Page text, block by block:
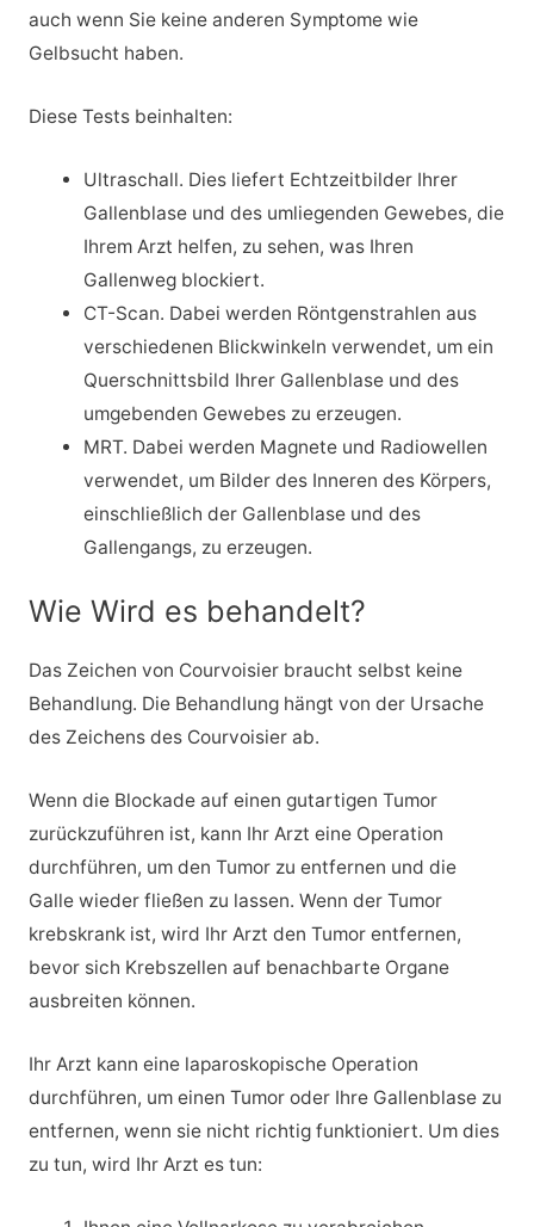
auch wenn Sie keine anderen Symptome wie
Gelbsucht haben.
Diese Tests beinhalten:
Ultraschall. Dies liefert Echtzeitbilder Ihrer
Gallenblase und des umliegenden Gewebes, die
Ihrem Arzt helfen, zu sehen, was Ihren
Gallenweg blockiert.
CT-Scan. Dabei werden Röntgenstrahlen aus
verschiedenen Blickwinkeln verwendet, um ein
Querschnittsbild Ihrer Gallenblase und des
umgebenden Gewebes zu erzeugen.
MRT. Dabei werden Magnete und Radiowellen
verwendet, um Bilder des Inneren des Körpers,
einschließlich der Gallenblase und des
Gallengangs, zu erzeugen.
Wie Wird es behandelt?
Das Zeichen von Courvoisier braucht selbst keine
Behandlung. Die Behandlung hängt von der Ursache
des Zeichens des Courvoisier ab.
Wenn die Blockade auf einen gutartigen Tumor
zurückzuführen ist, kann Ihr Arzt eine Operation
durchführen, um den Tumor zu entfernen und die
Galle wieder fließen zu lassen. Wenn der Tumor
krebskrank ist, wird Ihr Arzt den Tumor entfernen,
bevor sich Krebszellen auf benachbarte Organe
ausbreiten können.
Ihr Arzt kann eine laparoskopische Operation
durchführen, um einen Tumor oder Ihre Gallenblase zu
entfernen, wenn sie nicht richtig funktioniert. Um dies
zu tun, wird Ihr Arzt es tun: